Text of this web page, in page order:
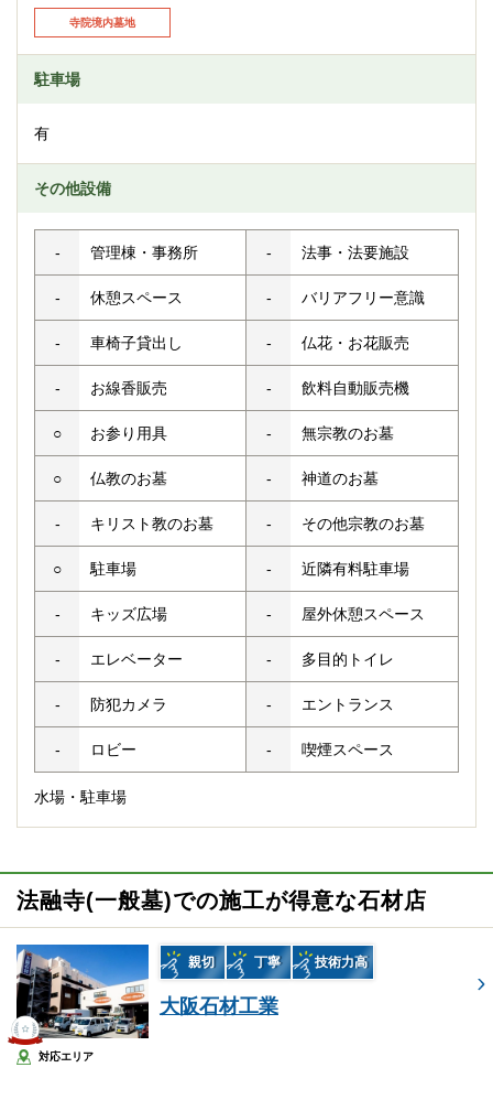
寺院境内墓地
駐車場
有
その他設備
- 管理棟・事務所 - 法事・法要施設
- 休憩スペース - バリアフリー意識
- 車椅子貸出し - 仏花・お花販売
- お線香販売 - 飲料自動販売機
○ お参り用具 - 無宗教のお墓
○ 仏教のお墓 - 神道のお墓
- キリスト教のお墓 - その他宗教のお墓
○ 駐車場 - 近隣有料駐車場
- キッズ広場 - 屋外休憩スペース
- エレベーター - 多目的トイレ
- 防犯カメラ - エントランス
- ロビー - 喫煙スペース
水場・駐車場
法融寺(一般墓)での施工が得意な石材店
親切 丁寧 技術力高
大阪石材工業
対応エリア